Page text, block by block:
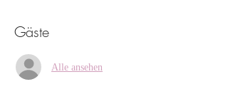
Gäste
Alle ansehen